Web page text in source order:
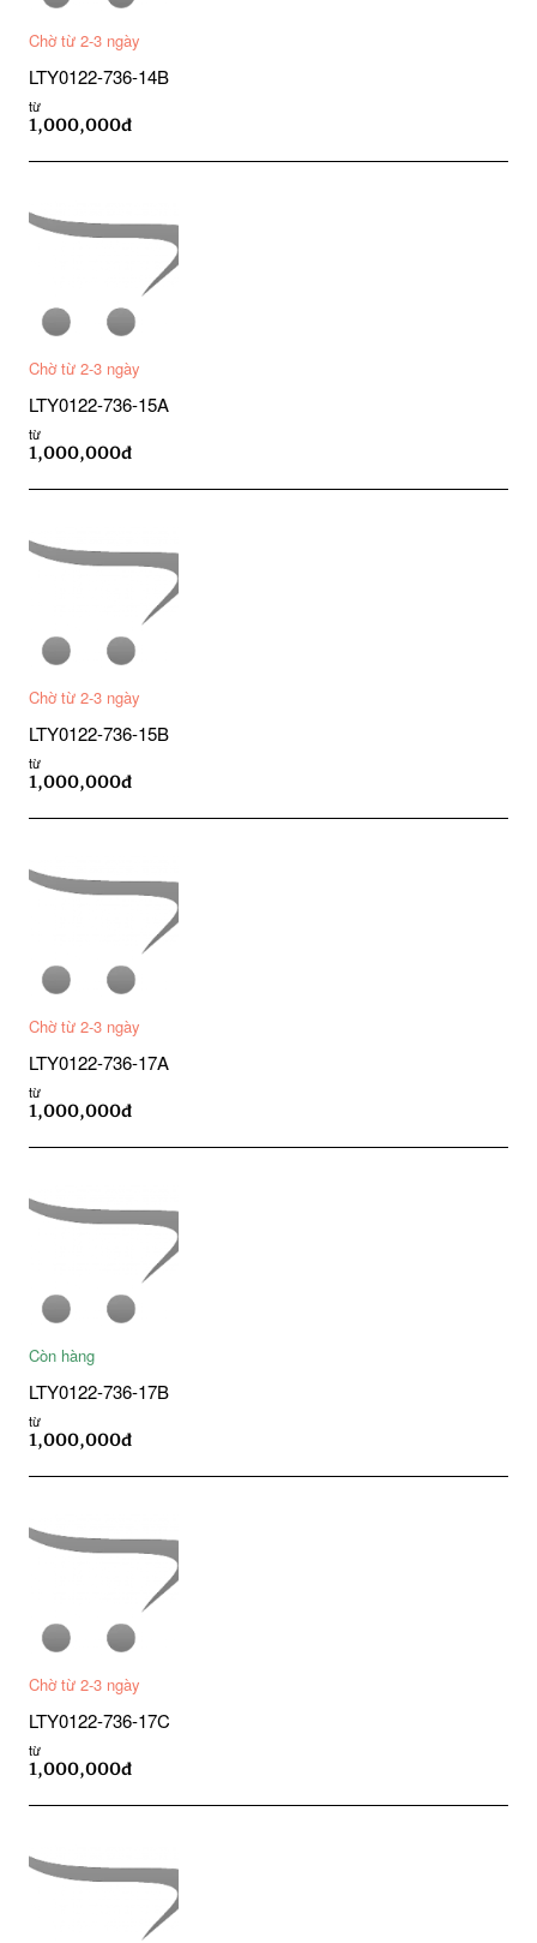
Chờ từ 2-3 ngày
LTY0122-736-14B
từ
1,000,000đ
Chờ từ 2-3 ngày
LTY0122-736-15A
từ
1,000,000đ
Chờ từ 2-3 ngày
LTY0122-736-15B
từ
1,000,000đ
Chờ từ 2-3 ngày
LTY0122-736-17A
từ
1,000,000đ
Còn hàng
LTY0122-736-17B
từ
1,000,000đ
Chờ từ 2-3 ngày
LTY0122-736-17C
từ
1,000,000đ